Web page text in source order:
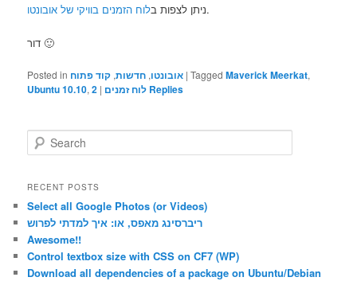
ניתן לצפות בלוח הזמנים בוויקי של אובונטו .
דור 🙂
Posted in אובונטו, חדשות, קוד פתוח |Tagged Maverick Meerkat,
Ubuntu 10.10, לוח זמנים |
2 Replies
e
r
h
RECENT POSTS
Select all Google Photos (or Videos)
ריברסינג מאפס, או: איך למדתי לפרוש
Awesome!!
Control textbox size with CSS on CF7 (WP)
Download all dependencies of a package on Ubuntu/Debian